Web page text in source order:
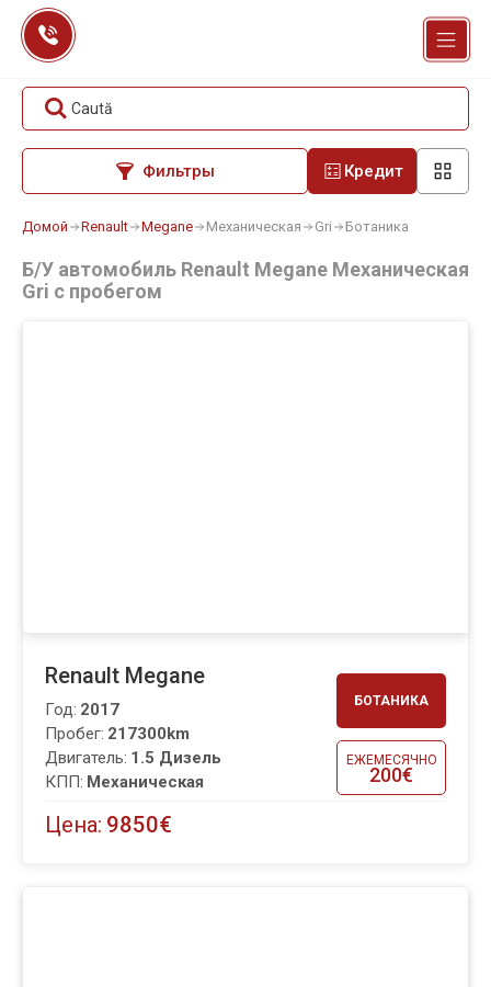
Перейти
содержанию
Caută
Фильтры Кредит
Домой Renault Megane Механическая Gri Ботаника
Б/У автомобиль Renault Megane Механическая
Gri с пробегом
БОТАНИКА
ЕЖЕМЕСЯЧНО
200€
Renault Megane
Пробег: 217300km
Год: 2017
Двигатель: 1.5 Дизель
КПП: Механическая
Цена: 9850€